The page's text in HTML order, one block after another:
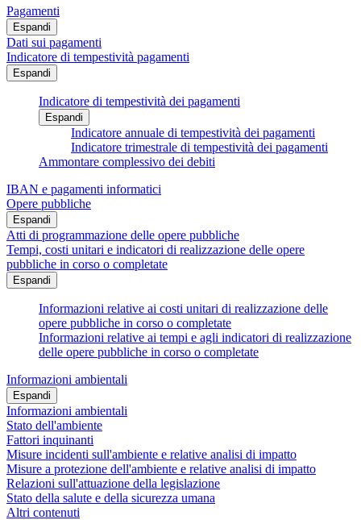
Pagamenti
Espandi
Dati sui pagamenti
Indicatore di tempestività pagamenti
Espandi
Indicatore di tempestività dei pagamenti
Espandi
Indicatore annuale di tempestività dei pagamenti
Indicatore trimestrale di tempestività dei pagamenti
Ammontare complessivo dei debiti
IBAN e pagamenti informatici
Opere pubbliche
Espandi
Atti di programmazione delle opere pubbliche
Tempi, costi unitari e indicatori di realizzazione delle opere
pubbliche in corso o completate
Espandi
Informazioni relative ai costi unitari di realizzazione delle
opere pubbliche in corso o completate
Informazioni relative ai tempi e agli indicatori di realizzazione
delle opere pubbliche in corso o completate
Informazioni ambientali
Espandi
Informazioni ambientali
Stato dell'ambiente
Fattori inquinanti
Misure incidenti sull'ambiente e relative analisi di impatto
Misure a protezione dell'ambiente e relative analisi di impatto
Relazioni sull'attuazione della legislazione
Stato della salute e della sicurezza umana
Altri contenuti